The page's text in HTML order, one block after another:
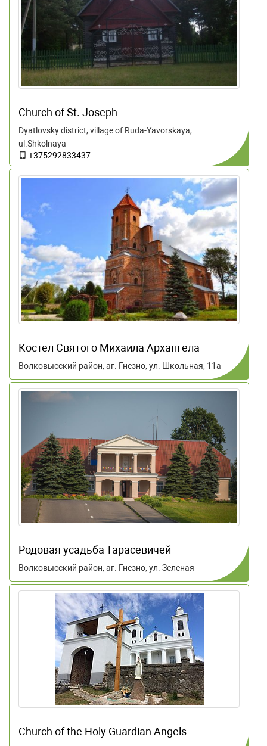
Church of St. Joseph
Dyatlovsky district, village of Ruda-Yavorskaya,
ul.Shkolnaya
+375292833437
Костел Святого Михаила Архангела
Волковысский район, аг. Гнезно, ул. Школьная, 11а
Родовая усадьба Тарасевичей
Волковысский район, аг. Гнезно, ул. Зеленая
Church of the Holy Guardian Angels